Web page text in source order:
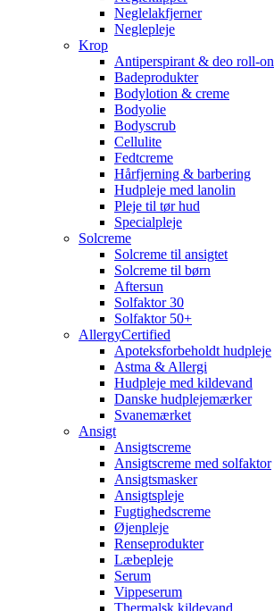
Neglelakfjerner
Neglepleje
Krop
Antiperspirant & deo roll-on
Badeprodukter
Bodylotion & creme
Bodyolie
Bodyscrub
Cellulite
Fedtcreme
Hårfjerning & barbering
Hudpleje med lanolin
Pleje til tør hud
Specialpleje
Solcreme
Solcreme til ansigtet
Solcreme til børn
Aftersun
Solfaktor 30
Solfaktor 50+
AllergyCertified
Apoteksforbeholdt hudpleje
Astma & Allergi
Hudpleje med kildevand
Danske hudplejemærker
Svanemærket
Ansigt
Ansigtscreme
Ansigtscreme med solfaktor
Ansigtsmasker
Ansigtspleje
Fugtighedscreme
Øjenpleje
Renseprodukter
Læbepleje
Serum
Vippeserum
Thermalsk kildevand